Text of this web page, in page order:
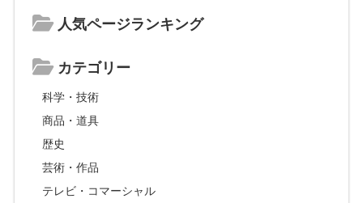
人気ページランキング
カテゴリー
科学・技術
商品・道具
歴史
芸術・作品
テレビ・コマーシャル